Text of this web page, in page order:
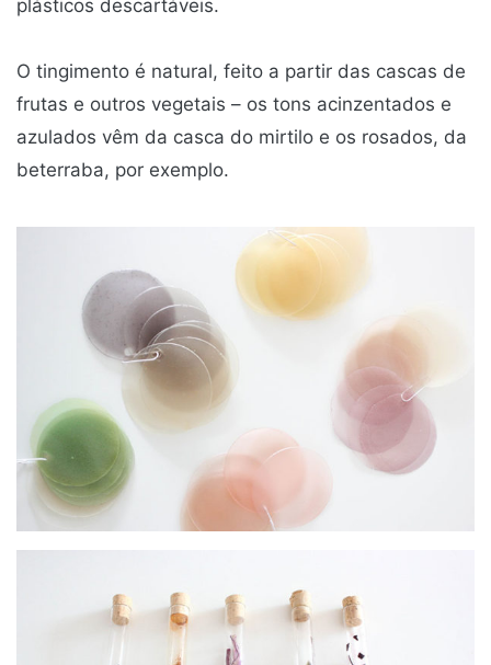
plásticos descartáveis.
O tingimento é natural, feito a partir das cascas de
frutas e outros vegetais – os tons acinzentados e
azulados vêm da casca do mirtilo e os rosados, da
beterraba, por exemplo.